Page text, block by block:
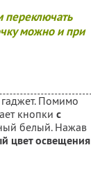
переключать
можно и при
Помимо
кнопки с
белый. Нажав
цвет освещения